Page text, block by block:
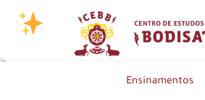
Ensinamentos